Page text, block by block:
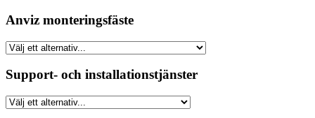
Anviz monteringsfäste
Support- och installationstjänster